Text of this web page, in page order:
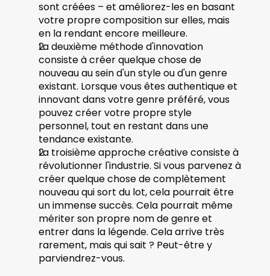
sont créées – et améliorez-les en basant
votre propre composition sur elles, mais
en la rendant encore meilleure.
La deuxième méthode d'innovation
consiste à créer quelque chose de
nouveau au sein d'un style ou d'un genre
existant. Lorsque vous êtes authentique et
innovant dans votre genre préféré, vous
pouvez créer votre propre style
personnel, tout en restant dans une
tendance existante.
La troisième approche créative consiste à
révolutionner l'industrie. Si vous parvenez à
créer quelque chose de complètement
nouveau qui sort du lot, cela pourrait être
un immense succès. Cela pourrait même
mériter son propre nom de genre et
entrer dans la légende. Cela arrive très
rarement, mais qui sait ? Peut-être y
parviendrez-vous.